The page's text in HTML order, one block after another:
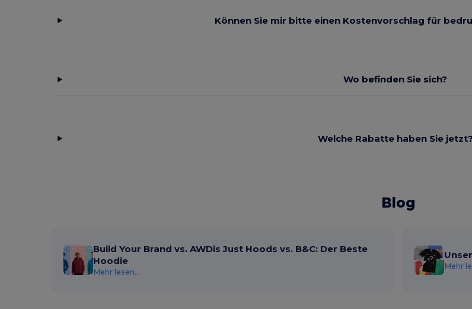
Können Sie mir bitte einen Kostenvorschlag für
Wo befinden Sie sich?
Welche Rabatte haben Sie jetzt?
Blog
Build Your Brand vs. AWDis Just Hoods vs. B&C: Der Beste
Hoodie
Mehr lesen...
Mehr